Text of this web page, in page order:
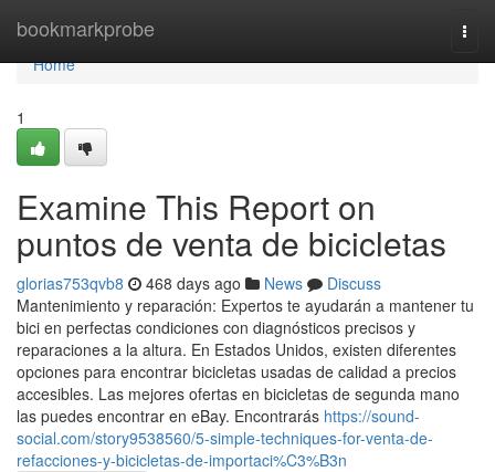
bookmarkprobe
Home
Home
1
Examine This Report on
puntos de venta de bicicletas
glorias753qvb8 468 days ago News
Discuss
Mantenimiento y reparación: Expertos te ayudarán a mantener tu
bici en perfectas condiciones con diagnósticos precisos y
reparaciones a la altura. En Estados Unidos, existen diferentes
opciones para encontrar bicicletas usadas de calidad a precios
accesibles. Las mejores ofertas en bicicletas de segunda mano
las puedes encontrar en eBay. Encontrarás https://sound-
social.com/story9538560/5-simple-techniques-for-venta-de-
refacciones-y-bicicletas-de-importaci%C3%B3n